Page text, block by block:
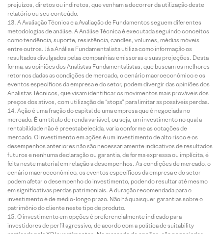
prejuízos, diretos ou indiretos, que venham a decorrer da utilização deste
relatório ou seu conteúdo.
A Avaliação Técnica e a Avaliação de Fundamentos seguem diferentes
metodologias de análise. A Análise Técnica é executada seguindo conceitos
como tendência, suporte, resistência, candles, volumes, médias móveis
entre outros. Já a Análise Fundamentalista utiliza como informação os
resultados divulgados pelas companhias emissoras e suas projeções. Desta
forma, as opiniões dos Analistas Fundamentalistas, que buscam os melhores
retornos dadas as condições de mercado, o cenário macroeconômico e os
eventos específicos da empresa e do setor, podem divergir das opiniões dos
Analistas Técnicos, que visam identificar os movimentos mais prováveis dos
preços dos ativos, com utilização de “stops” para limitar as possíveis perdas.
Ação é uma fração do capital de uma empresa que é negociada no
mercado. É um título de renda variável, ou seja, um investimento no qual a
rentabilidade não é preestabelecida, varia conforme as cotações de
mercado. O investimento em ações é um investimento de alto risco e os
desempenhos anteriores não são necessariamente indicativos de resultados
futuros e nenhuma declaração ou garantia, de forma expressa ou implícita, é
feita neste material em relação a desempenhos. As condições de mercado, o
cenário macroeconômico, os eventos específicos da empresa e do setor
podem afetar o desempenho do investimento, podendo resultar até mesmo
em significativas perdas patrimoniais. A duração recomendada para o
investimento é de médio-longo prazo. Não há quaisquer garantias sobre o
patrimônio do cliente neste tipo de produto.
O investimento em opções é preferencialmente indicado para
investidores de perfil agressivo, de acordo com a política de suitability